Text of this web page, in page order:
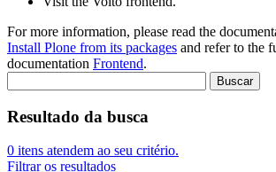
For more information, please read the
Install Plone from its packages and refer to the
documentation Frontend.
Resultado da busca
0 itens atendem ao seu critério.
Filtrar os resultados